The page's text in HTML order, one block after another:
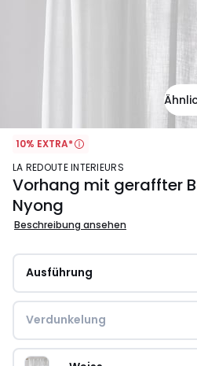
10% EXTRA*
LA REDOUTE INTERIEURS
Vorhang mit geraffter
Nyong
Beschreibung ansehen
Ausführung
Verdunkelung